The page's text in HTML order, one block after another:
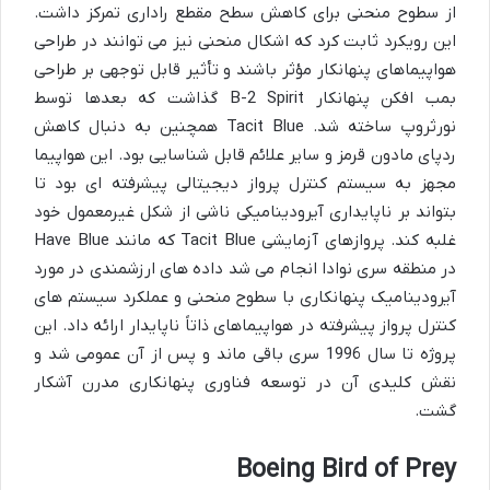
از سطوح منحنی برای کاهش سطح مقطع راداری تمرکز داشت.
این رویکرد ثابت کرد که اشکال منحنی نیز می توانند در طراحی
هواپیماهای پنهانکار مؤثر باشند و تأثیر قابل توجهی بر طراحی
بمب افکن پنهانکار B-2 Spirit گذاشت که بعدها توسط
نورثروپ ساخته شد. Tacit Blue همچنین به دنبال کاهش
ردپای مادون قرمز و سایر علائم قابل شناسایی بود. این هواپیما
مجهز به سیستم کنترل پرواز دیجیتالی پیشرفته ای بود تا
بتواند بر ناپایداری آیرودینامیکی ناشی از شکل غیرمعمول خود
غلبه کند. پروازهای آزمایشی Tacit Blue که مانند Have Blue
در منطقه سری نوادا انجام می شد داده های ارزشمندی در مورد
آیرودینامیک پنهانکاری با سطوح منحنی و عملکرد سیستم های
کنترل پرواز پیشرفته در هواپیماهای ذاتاً ناپایدار ارائه داد. این
پروژه تا سال 1996 سری باقی ماند و پس از آن عمومی شد و
نقش کلیدی آن در توسعه فناوری پنهانکاری مدرن آشکار
گشت.
Boeing Bird of Prey